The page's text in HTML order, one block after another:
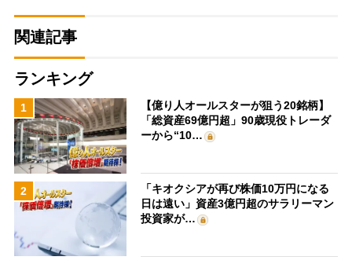
関連記事
ランキング
1
【億り人オールスターが狙う20銘柄】
「総資産69億円超」90歳現役トレーダ
ーから“10…
2
「キオクシアが再び株価10万円になる
日は遠い」資産3億円超のサラリーマン
投資家が…